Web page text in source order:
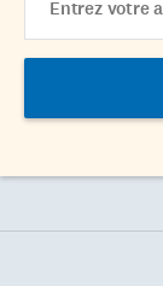
Address